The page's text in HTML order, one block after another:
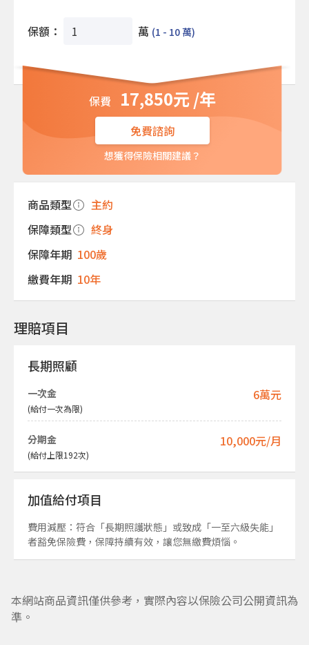
保額： 萬 (1 - 10 萬)
17,850元 /年
免費諮詢
想獲得保險相關建議？
商品類型
主約
保障類型
終身
保障年期 100歲
繳費年期 10年
理賠項目
長期照顧
一次金 6萬元
(給付一次為限)
分期金 10,000元/月
(給付上限192次)
加值給付項目
費用減壓：符合「長期照護狀態」或致成「一至六級失能」
者豁免保險費，保障持續有效，讓您無繳費煩惱。
本網站商品資訊僅供參考，實際內容以保險公司公開資訊為
準。